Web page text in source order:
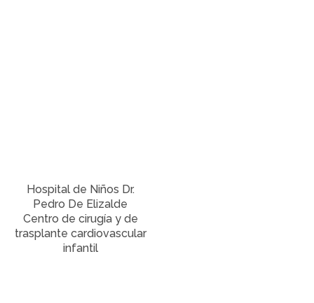
Hospital de Niños Dr.
Pedro De Elizalde
Centro de cirugía y de
trasplante cardiovascular
infantil